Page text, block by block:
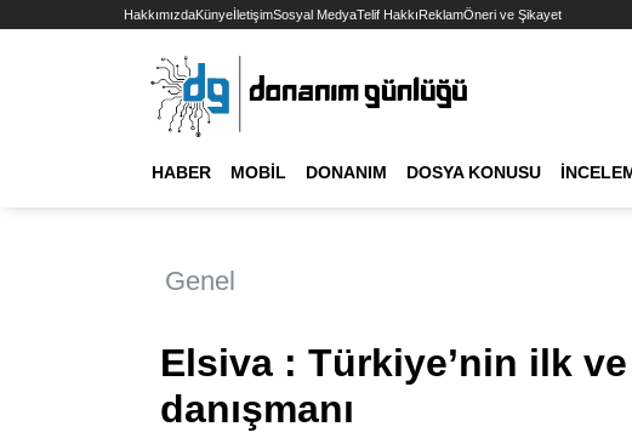
HakkımızdaKünyeİletişimSosyal MedyaTelif HakkıReklamÖneri ve Şikayet
HABER MOBIL DONANIM DOSYA KONUSU
Genel
Elsiva : Türkiye’nin ilk
danışmanı